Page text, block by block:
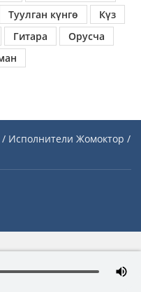
Туулган күнгө
Күз
Гитара
Орусча
Исполнители Жомоктор /